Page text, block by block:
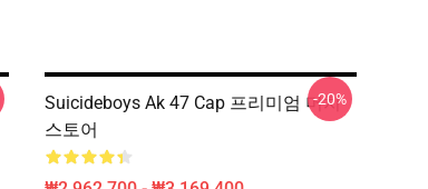
Suicideboys Ak 47 Cap 프리미엄 머치
스토어
-20%